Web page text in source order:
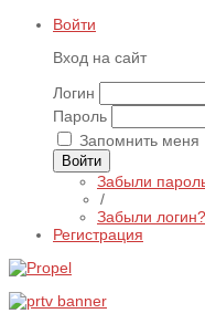
Войти
Вход на сайт
Логин
Пароль
Запомнить меня
Войти
Забыли
/
Забыли логин?
Регистрация